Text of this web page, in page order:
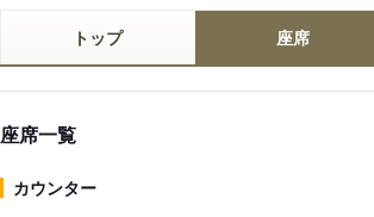
トップ 座席
座席一覧
カウンター